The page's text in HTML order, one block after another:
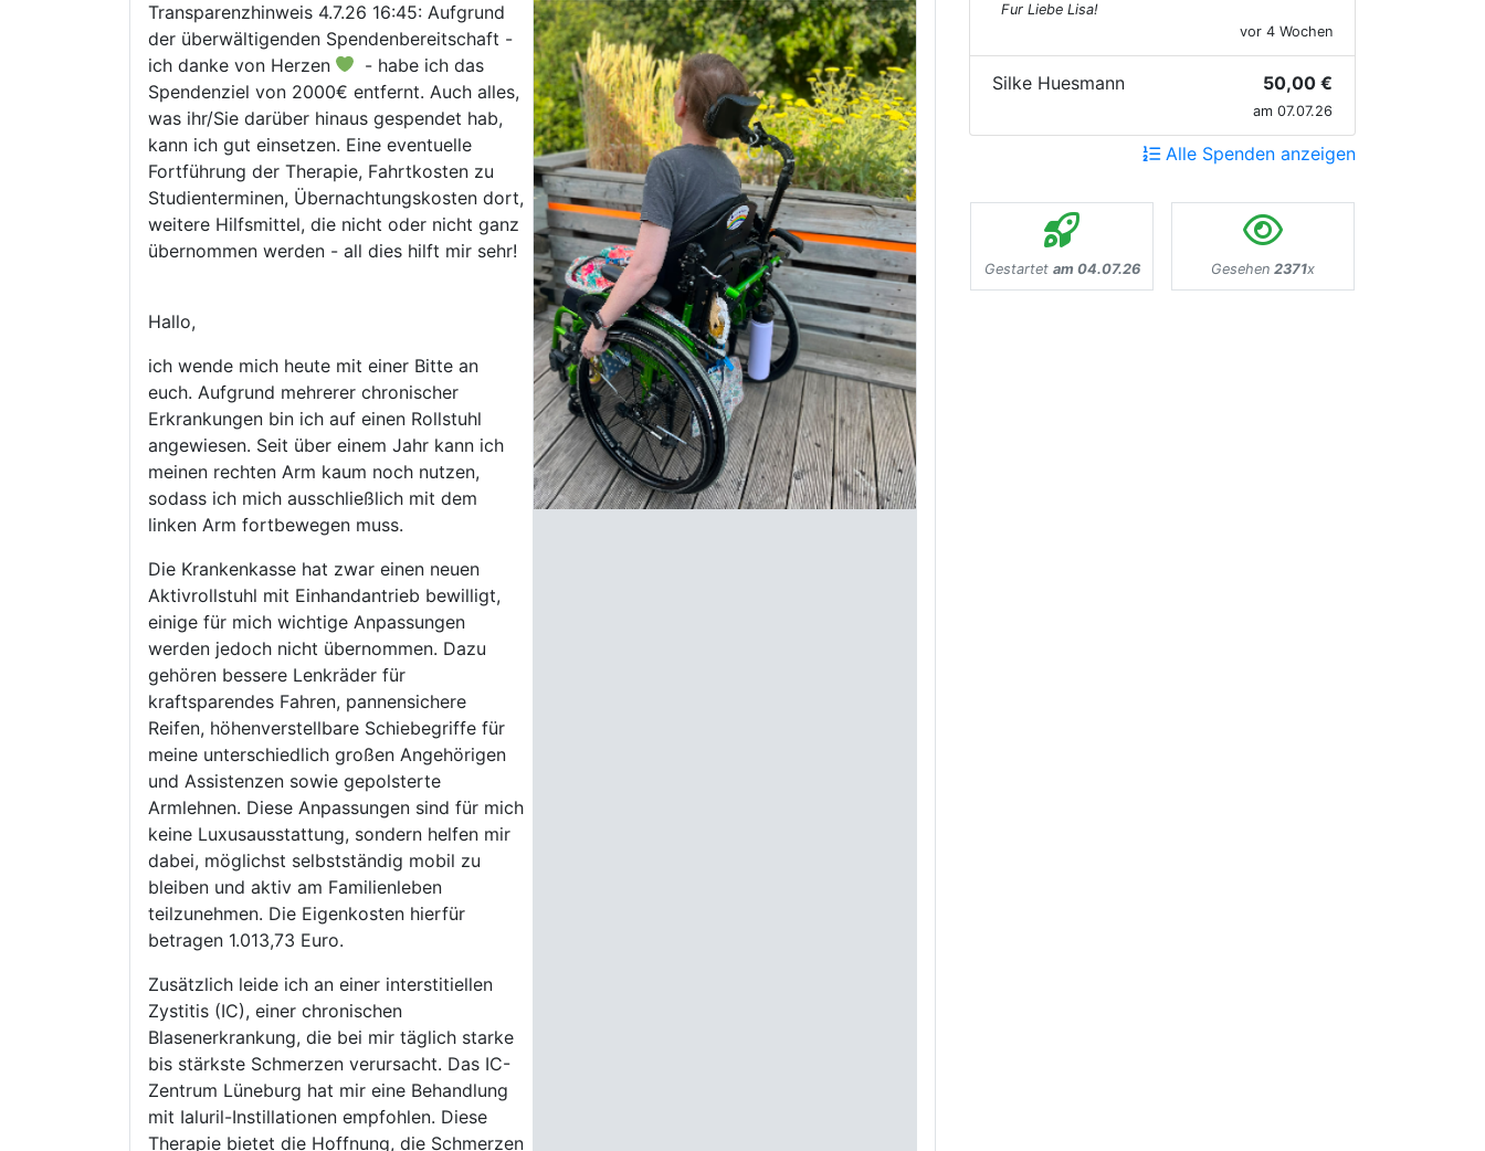
Transparenzhinweis 4.7.26 16:45: Aufgrund
der überwältigenden Spendenbereitschaft -
ich danke von Herzen
- habe ich das
Spendenziel von 2000€ entfernt. Auch alles,
was ihr/Sie darüber hinaus gespendet hab,
kann ich gut einsetzen. Eine eventuelle
Fortführung der Therapie, Fahrtkosten zu
Studienterminen, Übernachtungskosten dort,
weitere Hilfsmittel, die nicht oder nicht ganz
übernommen werden - all dies hilft mir sehr!
Hallo,
ich wende mich heute mit einer Bitte an
euch. Aufgrund mehrerer chronischer
Erkrankungen bin ich auf einen Rollstuhl
angewiesen. Seit über einem Jahr kann ich
meinen rechten Arm kaum noch nutzen,
sodass ich mich ausschließlich mit dem
linken Arm fortbewegen muss.
Die Krankenkasse hat zwar einen neuen
Aktivrollstuhl mit Einhandantrieb bewilligt,
einige für mich wichtige Anpassungen
werden jedoch nicht übernommen. Dazu
gehören bessere Lenkräder für
kraftsparendes Fahren, pannensichere
Reifen, höhenverstellbare Schiebegriffe für
meine unterschiedlich großen Angehörigen
und Assistenzen sowie gepolsterte
Armlehnen. Diese Anpassungen sind für mich
keine Luxusausstattung, sondern helfen mir
dabei, möglichst selbstständig mobil zu
bleiben und aktiv am Familienleben
teilzunehmen. Die Eigenkosten hierfür
betragen 1.013,73 Euro.
Zusätzlich leide ich an einer interstitiellen
Zystitis (IC), einer chronischen
Blasenerkrankung, die bei mir täglich starke
bis stärkste Schmerzen verursacht. Das IC-
Zentrum Lüneburg hat mir eine Behandlung
mit Ialuril-Instillationen empfohlen. Diese
Therapie bietet die Hoffnung, die Schmerzen
Fur Liebe Lisa!
vor 4 Wochen
Silke Huesmann 50,00 €
am 07.07.26
Alle Spenden anzeigen
Gestartet am 04.07.26 Gesehen 2371x